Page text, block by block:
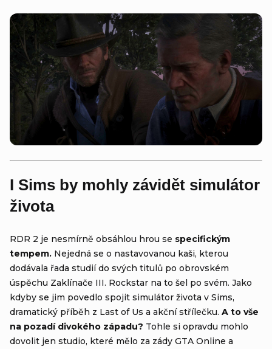
I Sims by mohly závidět simulátor
života
RDR 2 je nesmírně obsáhlou hrou se specifickým
tempem. Nejedná se o nastavovanou kaši, kterou
dodávala řada studií do svých titulů po obrovském
úspěchu Zaklínače III. Rockstar na to šel po svém. Jako
kdyby se jim povedlo spojit simulátor života v Sims,
dramatický příběh z Last of Us a akční střílečku. A to vše
na pozadí divokého západu? Tohle si opravdu mohlo
dovolit jen studio, které mělo za zády GTA Online a